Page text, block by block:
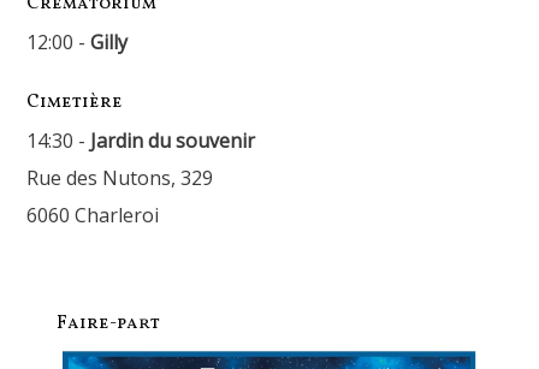
12:00 -Gilly
Cimetière
14:30 - Jardin du souvenir
Rue des Nutons, 329
6060 Charleroi
Faire-part